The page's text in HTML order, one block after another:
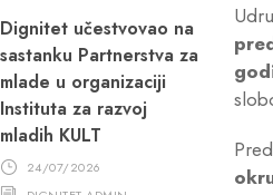
Dignitet učestvovao na
sastanku Partnerstva za
mlade u organizaciji
Instituta za razvoj
mladih KULT
24/07/2026